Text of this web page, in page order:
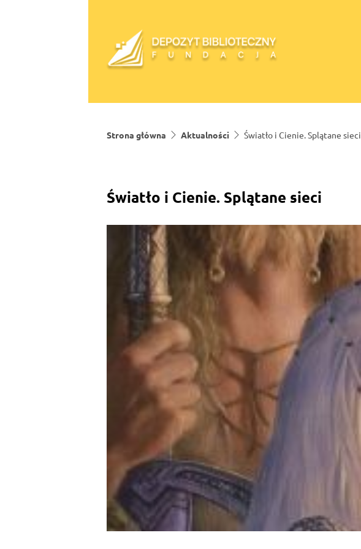
Strona główna Aktualności Światło i Cienie. Splątane sieci
Światło i Cienie. Splątane sieci